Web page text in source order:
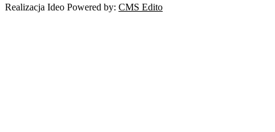
Realizacja Ideo Powered by: CMS Edito